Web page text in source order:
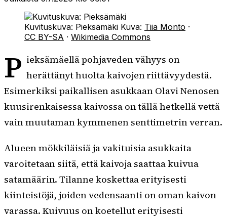
Kuvituskuva: Pieksämäki Kuva: Tiia Monto ·
CC BY-SA · Wikimedia Commons
P ieksämäellä pohjaveden vähyys on
herättänyt huolta kaivojen riittävyydestä.
Esimerkiksi paikallisen asukkaan Olavi Nenosen
kuusirenkaisessa kaivossa on tällä hetkellä vettä
vain muutaman kymmenen senttimetrin verran.
Alueen mökkiläisiä ja vakituisia asukkaita
varoitetaan siitä, että kaivoja saattaa kuivua
satamäärin. Tilanne koskettaa erityisesti
kiinteistöjä, joiden vedensaanti on oman kaivon
varassa. Kuivuus on koetellut erityisesti